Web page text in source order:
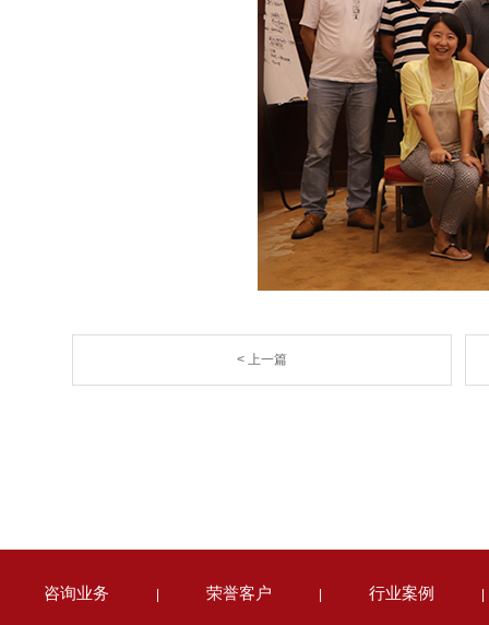
< 上一篇
咨询业务 荣誉客户 行业案例